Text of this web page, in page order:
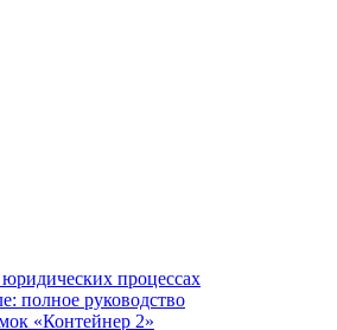
юридических процессах
полное руководство
«Контейнер 2»